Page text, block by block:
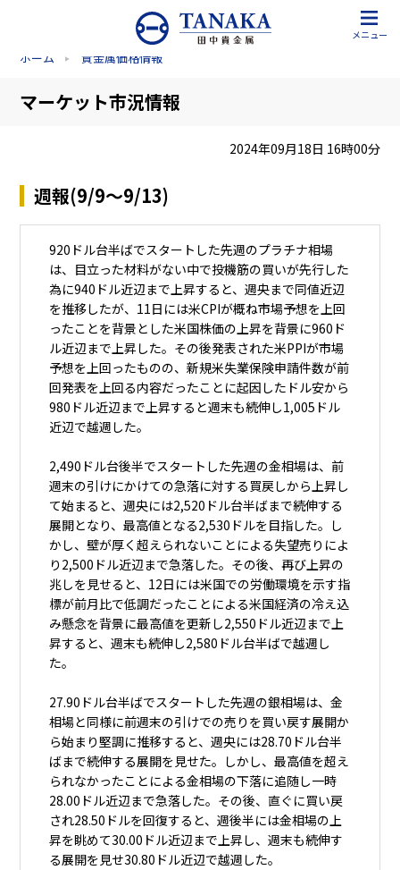
メニュー
ホーム 貴金属価格情報
マーケット市況情報
2024年09月18日 16時00分
週報(9/9～9/13)
920ドル台半ばでスタートした先週のプラチナ相場
は、目立った材料がない中で投機筋の買いが先行した
為に940ドル近辺まで上昇すると、週央まで同値近辺
を推移したが、11日には米CPIが概ね市場予想を上回
ったことを背景とした米国株価の上昇を背景に960ド
ル近辺まで上昇した。その後発表された米PPIが市場
予想を上回ったものの、新規米失業保険申請件数が前
回発表を上回る内容だったことに起因したドル安から
980ドル近辺まで上昇すると週末も続伸し1,005ドル
近辺で越週した。
2,490ドル台後半でスタートした先週の金相場は、前
週末の引けにかけての急落に対する買戻しから上昇し
て始まると、週央には2,520ドル台半ばまで続伸する
展開となり、最高値となる2,530ドルを目指した。し
かし、壁が厚く超えられないことによる失望売りによ
り2,500ドル近辺まで急落した。その後、再び上昇の
兆しを見せると、12日には米国での労働環境を示す指
標が前月比で低調だったことによる米国経済の冷え込
み懸念を背景に最高値を更新し2,550ドル近辺まで上
昇すると、週末も続伸し2,580ドル台半ばで越週し
た。
27.90ドル台半ばでスタートした先週の銀相場は、金
相場と同様に前週末の引けでの売りを買い戻す展開か
ら始まり堅調に推移すると、週央には28.70ドル台半
ばまで続伸する展開を見せた。しかし、最高値を超え
られなかったことによる金相場の下落に追随し一時
28.00ドル近辺まで急落した。その後、直ぐに買い戻
され28.50ドルを回復すると、週後半には金相場の上
昇を眺めて30.00ドル近辺まで上昇し、週末も続伸す
る展開を見せ30.80ドル近辺で越週した。